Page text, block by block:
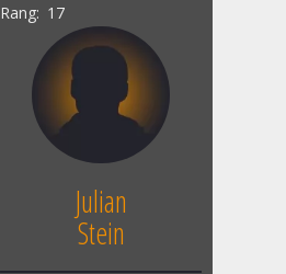
Rang 17
Julian
Stein